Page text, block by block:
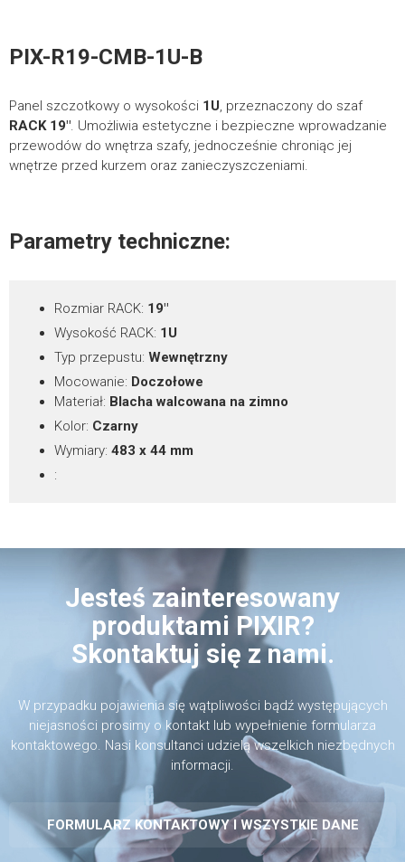
PIX-R19-CMB-1U-B
Panel szczotkowy o wysokości 1U, przeznaczony do szaf
RACK 19″. Umożliwia estetyczne i bezpieczne wprowadzanie
przewodów do wnętrza szafy, jednocześnie chroniąc jej
wnętrze przed kurzem oraz zanieczyszczeniami.
Parametry techniczne:
Rozmiar RACK: 19″
Wysokość RACK: 1U
Typ przepustu: Wewnętrzny
Mocowanie: Doczołowe
Materiał: Blacha walcowana na zimno
Kolor: Czarny
Wymiary: 483 x 44 mm
:
FIRMA
TELEFON KONTAKTOWY
E-MAIL*
TREŚĆ WIADOMOŚCI
WYŚLIJ FORMULARZ
Jesteś zainteresowany
produktami PIXIR?
Skontaktuj się z nami.
W przypadku pojawienia się wątpliwości bądź występujących
niejasności prosimy o kontakt lub wypełnienie formularza
kontaktowego. Nasi konsultanci udzielą wszelkich niezbędnych
informacji.
FORMULARZ KONTAKTOWY I WSZYSTKIE DANE